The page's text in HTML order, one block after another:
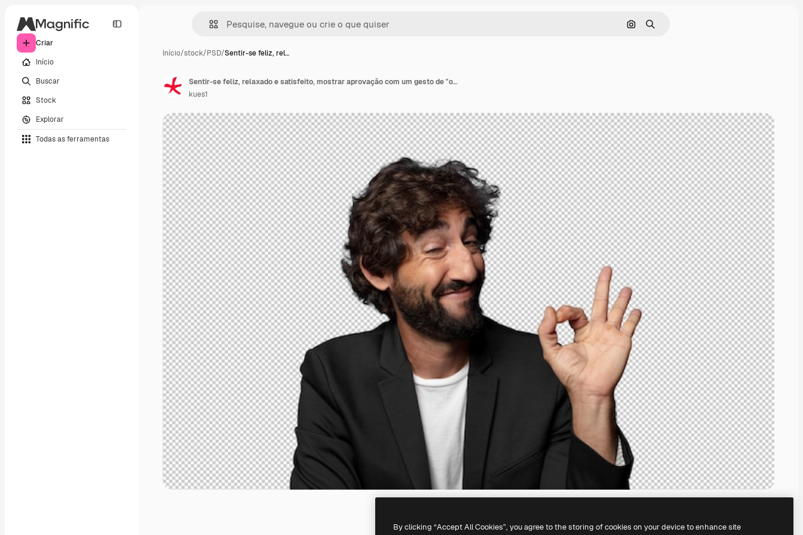
Criar
Início
Buscar
Stock
Explorar
Todas as ferramentas
Pesquisar por imagem
Buscar
Início/stock/PSD/Sentir-se feliz, rel…
Sentir-se feliz, relaxado e satisfeito, mostrar aprovação com um gesto de "ok", sorrir
kues1
By clicking “Accept All Cookies”, you agree to the storing of cookies on your device to enhance site